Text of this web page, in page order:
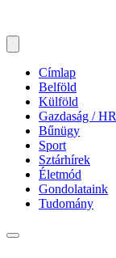
Címlap
Belföld
Külföld
Gazdaság / HR
Bűnügy
Sport
Sztárhírek
Életmód
Gondolataink
Tudomány